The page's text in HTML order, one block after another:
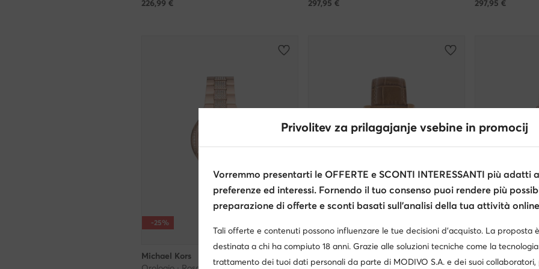
226,99 €
297,95 €
297,95 €
-25%
Michael Kors
Privolitev za prilagajanje vsebine in promocij
Vorremmo presentarti le OFFERTE e SCONTI INTERESSANTI più adatti
preferenze ed interessi. Fornendo il tuo consenso puoi rendere più
preparazione di offerte e sconti basati sull’analisi della tua attività
Tali offerte e contenuti possono influenzare le tue decisioni d’acquisto. La proposta
destinata a chi ha compiuto 18 anni. Grazie alle soluzioni tecniche come la
trattamento dei tuoi dati personali da parte di MODIVO S.A. e dei suoi collaboratori,